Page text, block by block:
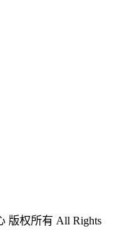
版权所有 All Rights